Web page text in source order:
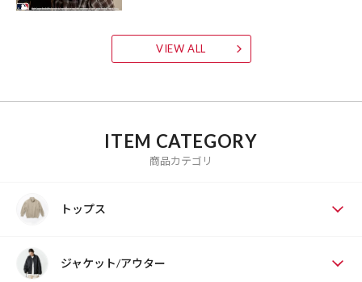
VIEW ALL
ITEM CATEGORY
商品カテゴリ
トップス
ジャケット/アウター